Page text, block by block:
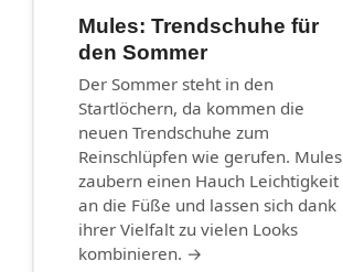
Mules: Trendschuhe für
den Sommer
Der Sommer steht in den
Startlöchern, da kommen die
neuen Trendschuhe zum
Reinschlüpfen wie gerufen. Mules
zaubern einen Hauch Leichtigkeit
an die Füße und lassen sich dank
ihrer Vielfalt zu vielen Looks
kombinieren. →